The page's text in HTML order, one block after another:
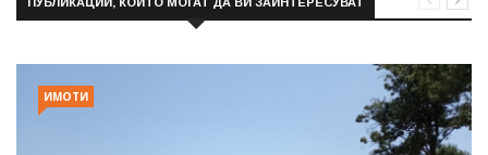
ИМОТИ